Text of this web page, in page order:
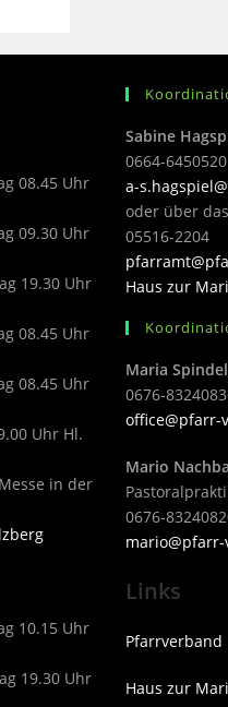
08.45 Uhr
09.30 Uhr
19.30 Uhr
08.45 Uhr
08.45 Uhr
Uhr Hl.
in der
10.15 Uhr
19.30 Uhr
Sabine
0664-6450520
a-
oder über
05516-2204
Haus zur
Maria
0676-
office@pfarr-
Mario
0676-
mari
Links
Pfarrverband
Haus zur